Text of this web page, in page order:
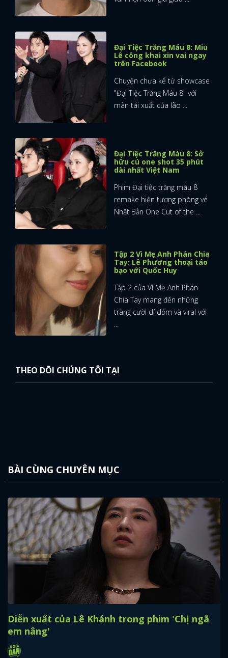
Đại Tiệc Trăng Máu 8: Miu
Lê công khai xin vai ngay
trên Facebook
Chuyện chưa kể từ showcase
"Đại Tiệc Trăng Máu 8" với
màn tái xuất của lão ...
Đại Tiệc Trăng Máu 8: Sở
hữu cú one shot 35 phút
dài nhất Việt Nam
Phim Đại tiệc trăng máu 8
remake hiện tượng phòng vé
Nhật Bản One Cut of the ...
Tập 2 Vì Mẹ Anh Phán Chia
Tay: Lê Phương thoại táo
bạo với Quốc Huy
Tập 2 của Vì Mẹ Anh Phán
Chia Tay mang đến những
tràng cười dí dỏm và viral với
...
THEO DÕI CHÚNG TÔI TẠI
BÀI CÙNG CHUYÊN MỤC
Diễn xuất của Lê Khánh trong phim 'Chị ngã
em nâng'